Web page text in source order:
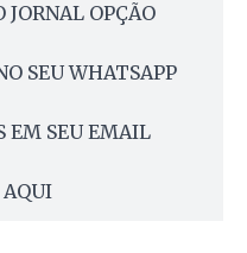
JORNAL OPÇÃO
SEU WHATSAPP
EM SEU EMAIL